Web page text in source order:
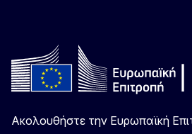
Ακολουθήστε την Ευρωπαϊκή